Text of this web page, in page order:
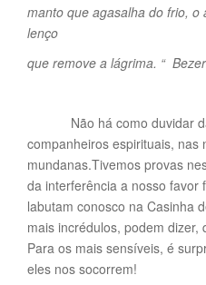
manto que agasalha do frio,
lenço
que remove a lágrima. “
Não há como duvidar
companheiros espirituais, nas
mundanas.Tivemos provas
da interferência a nosso favor
labutam conosco na Casinha
mais incrédulos, podem
Para os mais sensíveis, é
eles nos socorrem!